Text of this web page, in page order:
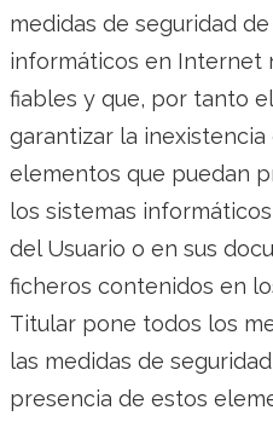
medidas de seguridad
informáticos en Internet
fiables y que, por tanto
garantizar la inexistencia
elementos que puedan
los sistemas
del Usuario o en sus
ficheros contenidos en
Titular pone todos los
las medidas de
presencia de estos